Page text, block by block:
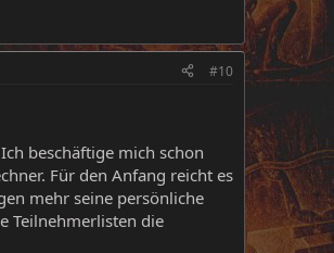
#10
beschäftige mich schon
Für den Anfang reicht es
mehr seine persönliche
Teilnehmerlisten die